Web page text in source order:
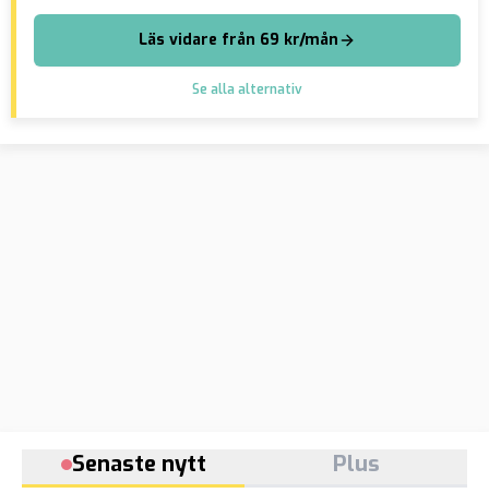
Läs vidare från 69 kr/mån
Se alla alternativ
Senaste nytt Plus